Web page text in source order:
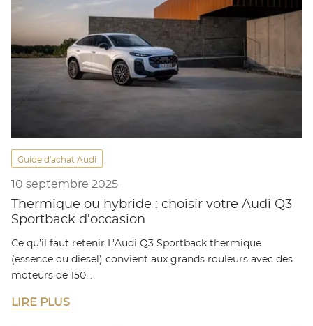
Guide d'achat Audi
10 septembre 2025
Thermique ou hybride : choisir votre Audi Q3
Sportback d’occasion
Ce qu’il faut retenir L’Audi Q3 Sportback thermique
(essence ou diesel) convient aux grands rouleurs avec des
moteurs de 150…
LIRE PLUS